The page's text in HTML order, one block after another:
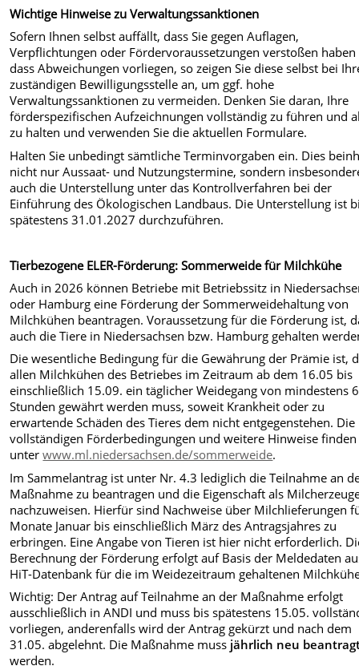
Wichtige Hinweise zu Verwaltungssanktionen
Sofern Ihnen selbst auffällt, dass Sie gegen Auflagen,
Verpflichtungen oder Fördervoraussetzungen verstoßen
dass Abweichungen vorliegen, so zeigen Sie diese selbst bei
zuständigen Bewilligungsstelle an, um ggf. hohe
Verwaltungssanktionen zu vermeiden. Denken Sie daran, Ihre
förderspezifischen Aufzeichnungen vollständig zu führen und
zu halten und verwenden Sie die aktuellen Formulare.
Halten Sie unbedingt sämtliche Terminvorgaben ein. Dies
nicht nur Aussaat- und Nutzungstermine, sondern
auch die Unterstellung unter das Kontrollverfahren bei der
Einführung des Ökologischen Landbaus. Die Unterstellung ist
spätestens 31.01.2027 durchzuführen.
Tierbezogene ELER-Förderung: Sommerweide für Milchkühe
Auch in 2026 können Betriebe mit Betriebssitz in
oder Hamburg eine Förderung der Sommerweidehaltung von
Milchkühen beantragen. Voraussetzung für die Förderung ist,
auch die Tiere in Niedersachsen bzw. Hamburg gehalten
Die wesentliche Bedingung für die Gewährung der Prämie ist,
allen Milchkühen des Betriebes im Zeitraum ab dem 16.05 bis
einschließlich 15.09. ein täglicher Weidegang von mindestens 6
Stunden gewährt werden muss, soweit Krankheit oder zu
erwartende Schäden des Tieres dem nicht entgegenstehen. Die
vollständigen Förderbedingungen und weitere Hinweise finden
unterwww.ml.niedersachsen.de/sommerweide.
Im Sammelantrag ist unter Nr. 4.3 lediglich die Teilnahme an
Maßnahme zu beantragen und die Eigenschaft als
nachzuweisen. Hierfür sind Nachweise über Milchlieferungen
Monate Januar bis einschließlich März des Antragsjahres zu
erbringen. Eine Angabe von Tieren ist hier nicht erforderlich.
Berechnung der Förderung erfolgt auf Basis der Meldedaten
HiT-Datenbank für die im Weidezeitraum gehaltenen
Wichtig: Der Antrag auf Teilnahme an der Maßnahme erfolgt
ausschließlich in ANDI und muss bis spätestens 15.05.
vorliegen, anderenfalls wird der Antrag gekürzt und nach dem
31.05. abgelehnt. Die Maßnahme muss jährlich neu
werden.